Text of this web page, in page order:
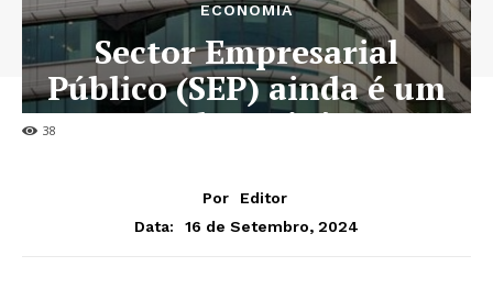
38
ECONOMIA
Sector Empresarial
Público (SEP) ainda é um
mar de prejuízos
Por
Editor
Data:
16 de Setembro, 2024